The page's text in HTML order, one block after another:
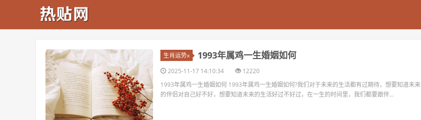
生肖运势x 1993年属鸡一生婚姻如何
2025-11-17 14:10:34
12220
1993年属鸡一生婚姻如何 1993年属鸡一生婚姻如何?我们对于未来的生活都有过期待，想要知道未来
的伴侣对自己好不好，想要知道未来的生活好过不好过，在一生的时间里，我们都要跟伴...